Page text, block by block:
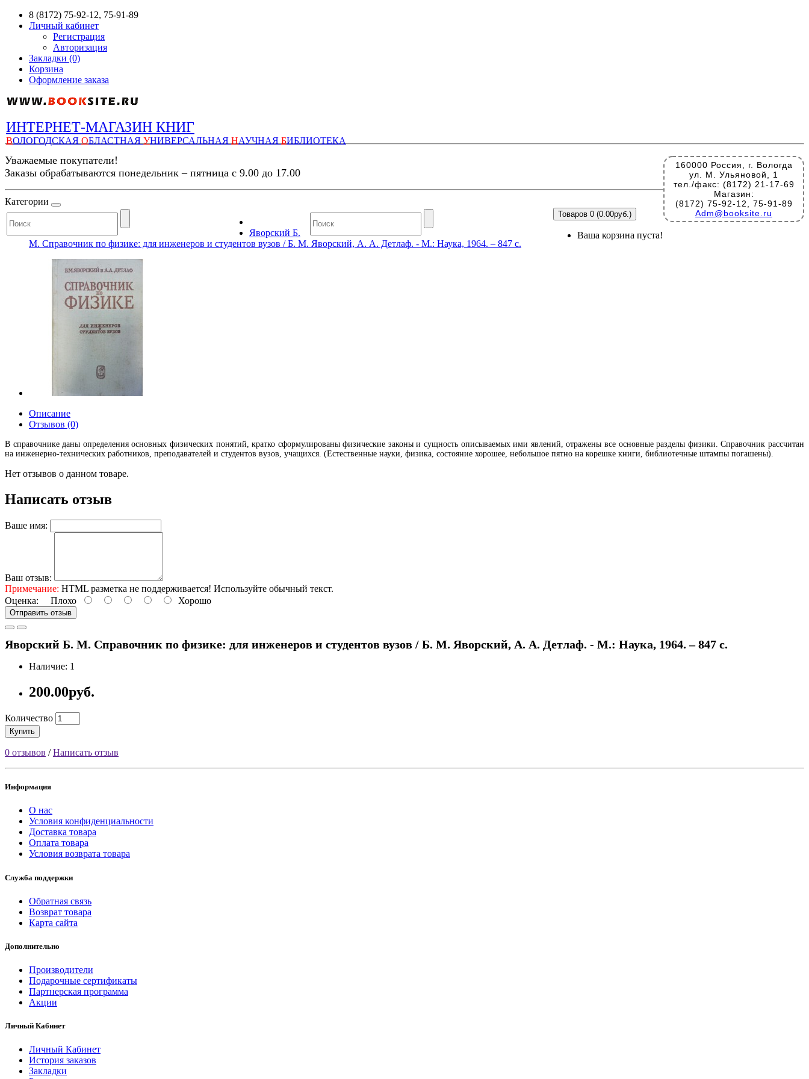
8 (8172) 75-92-12, 75-91-89
Личный кабинет
Регистрация
Авторизация
Закладки (0)
Корзина
Оформление заказа
ИНТЕРНЕТ-МАГАЗИН КНИГ
ВОЛОГОДСКАЯ ОБЛАСТНАЯ УНИВЕРСАЛЬНАЯ НАУЧНАЯ БИБЛИОТЕКА
160000 Россия, г. Вологда
ул. М. Ульяновой, 1
тел./факс: (8172) 21-17-69
Магазин:
(8172) 75-92-12, 75-91-89
Adm@booksite.ru
Уважаемые покупатели!
Заказы обрабатываются понедельник – пятница с 9.00 до 17.00
Категории
Товаров 0 (0.00руб.)
Ваша корзина пуста!
Яворский Б.
М. Справочник по физике: для инженеров и студентов вузов / Б. М. Яворский, А. А. Детлаф. - М.: Наука, 1964. – 847 с.
Описание
Отзывов (0)
В справочнике даны определения основных физических понятий, кратко сформулированы физические законы и сущность описываемых ими явлений, отражены все основные разделы физики. Справочник рассчитан
на инженерно-технических работников, преподавателей и студентов вузов, учащихся. (Естественные науки, физика, состояние хорошее, небольшое пятно на корешке книги, библиотечные штампы погашены).
Нет отзывов о данном товаре.
Написать отзыв
Ваше имя:
Ваш отзыв:
Примечание: HTML разметка не поддерживается! Используйте обычный текст.
Оценка: Плохо Хорошо
Отправить отзыв
Яворский Б. М. Справочник по физике: для инженеров и студентов вузов / Б. М. Яворский, А. А. Детлаф. - М.: Наука, 1964. – 847 с.
Наличие: 1
200.00руб.
Количество
Купить
0 отзывов /Написать отзыв
Информация
О нас
Условия конфиденциальности
Доставка товара
Оплата товара
Условия возврата товара
Служба поддержки
Обратная связь
Возврат товара
Карта сайта
Дополнительно
Производители
Подарочные сертификаты
Партнерская программа
Акции
Личный Кабинет
Личный Кабинет
История заказов
Закладки